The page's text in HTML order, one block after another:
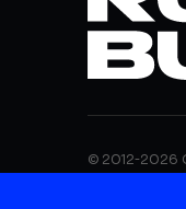
© 2012-2026